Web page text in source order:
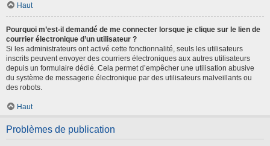
Haut
Pourquoi m’est-il demandé de me connecter lorsque je clique sur le lien de
courrier électronique d’un utilisateur ?
Si les administrateurs ont activé cette fonctionnalité, seuls les utilisateurs
inscrits peuvent envoyer des courriers électroniques aux autres utilisateurs
depuis un formulaire dédié. Cela permet d’empêcher une utilisation abusive
du système de messagerie électronique par des utilisateurs malveillants ou
des robots.
Haut
Problèmes de publication